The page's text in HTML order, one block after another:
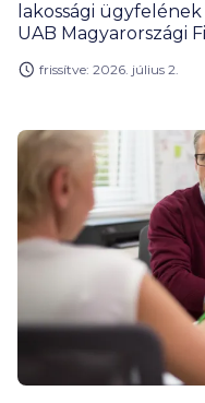
lakossági
UAB Magyarországi
frissítve: 2026. július 2.